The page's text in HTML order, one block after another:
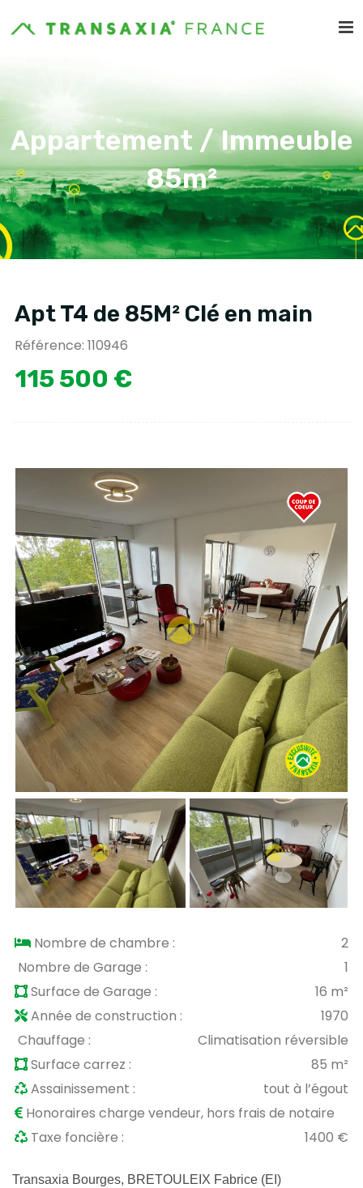
Appartement / Immeuble
85m²
Apt T4 de 85M² Clé en main
Référence: 110946
115 500 €
Nombre de chambre :
2
Nombre de Garage :
1
Surface de Garage :
16 m²
Année de construction :
1970
Chauffage :
Climatisation réversible
Surface carrez :
85 m²
Assainissement :
tout à l’égout
Honoraires charge vendeur, hors frais de notaire
Taxe foncière :
1400 €
Transaxia Bourges, BRETOULEIX Fabrice (EI)